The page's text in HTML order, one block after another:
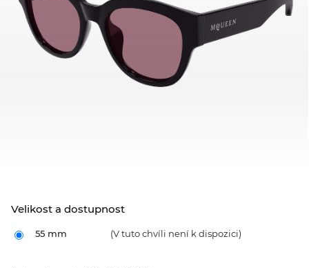
Velikost a dostupnost
55 mm (V tuto chvíli není k dispozici)